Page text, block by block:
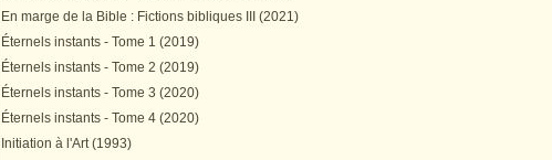
En marge de la Bible : Fictions bibliques III (2021)
Éternels instants - Tome 1 (2019)
Éternels instants - Tome 2 (2019)
Éternels instants - Tome 3 (2020)
Éternels instants - Tome 4 (2020)
Initiation à l'Art (1993)